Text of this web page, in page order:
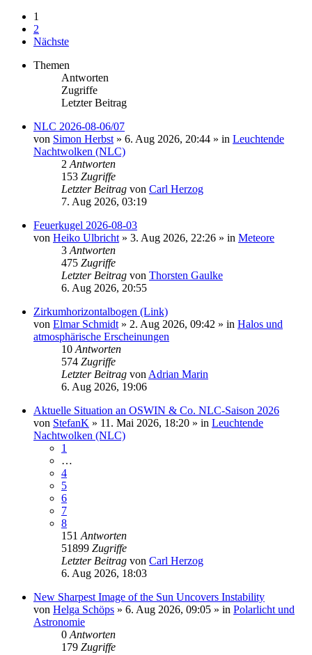
1
2
Nächste
Themen
Antworten
Zugriffe
Letzter Beitrag
NLC 2026-08-06/07
von Simon Herbst » 6. Aug 2026, 20:44 » in Leuchtende
Nachtwolken (NLC)
2 Antworten
153 Zugriffe
Letzter Beitrag von Carl Herzog
7. Aug 2026, 03:19
Feuerkugel 2026-08-03
von Heiko Ulbricht » 3. Aug 2026, 22:26 » in Meteore
3 Antworten
475 Zugriffe
Letzter Beitrag von Thorsten Gaulke
6. Aug 2026, 20:55
Zirkumhorizontalbogen (Link)
von Elmar Schmidt » 2. Aug 2026, 09:42 » in Halos und
atmosphärische Erscheinungen
10 Antworten
574 Zugriffe
Letzter Beitrag von Adrian Marin
6. Aug 2026, 19:06
Aktuelle Situation an OSWIN & Co. NLC-Saison 2026
von StefanK » 11. Mai 2026, 18:20 » in Leuchtende
Nachtwolken (NLC)
1
…
4
5
6
7
8
151 Antworten
51899 Zugriffe
Letzter Beitrag von Carl Herzog
6. Aug 2026, 18:03
New Sharpest Image of the Sun Uncovers Instability
von Helga Schöps » 6. Aug 2026, 09:05 » in Polarlicht und
Astronomie
0 Antworten
179 Zugriffe